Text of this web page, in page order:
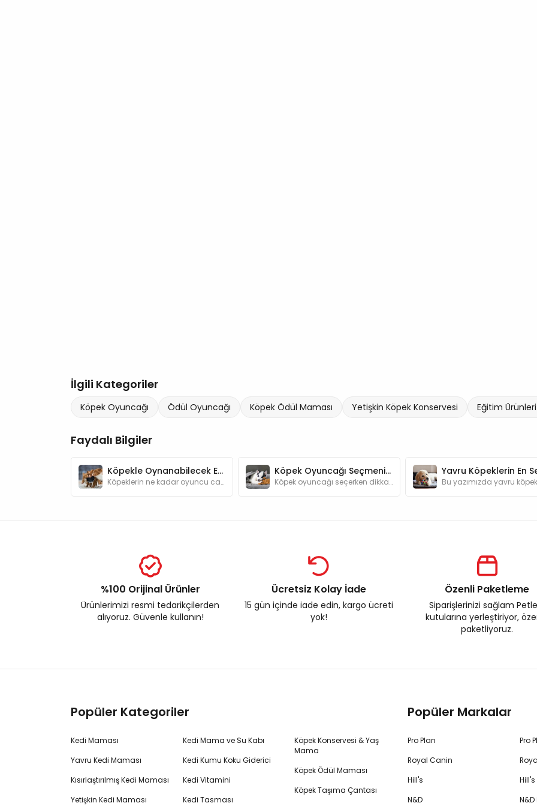
İlgili Kategoriler
Köpek Oyuncağı Ödül Oyuncağı Köpek Ödül Maması Yetişkin Köpek Konservesi Eğitim
Faydalı Bilgiler
Köpekle Oynanabilecek Eğlenceli Oyunlar
Köpeklerin ne kadar oyuncu canlılar olduğunu anlatmamıza gerek var mı? Oyunlar hem köpeğinizin zeka gelişimine katkı sağlar hem de onu mutlu eder.
Köpek Oyuncağı Seçmenin Püf Noktaları
Köpek oyuncağı seçerken dikkat edilmesi gerekenler yazımızda.
%100 Orijinal Ürünler
Ürünlerimizi resmi tedarikçilerden
alıyoruz. Güvenle kullanın!
Ücretsiz Kolay İade
15 gün içinde iade edin, kargo ücreti
yok!
Özenli Paketleme
Siparişlerinizi sağlam
kutularına yerleştiriyor,
paketliyoruz.
Popüler Kategoriler
Kedi Maması
Yavru Kedi Maması
Kısırlaştırılmış Kedi Maması
Yetişkin Kedi Maması
Kedi Mama ve Su Kabı
Kedi Kumu Koku Giderici
Kedi Vitamini
Kedi Tasması
Köpek Konservesi & Yaş
Mama
Köpek Ödül Maması
Köpek Taşıma Çantası
Popüler Markalar
Pro Plan
Royal Canin
Hill's
N&D
Pro